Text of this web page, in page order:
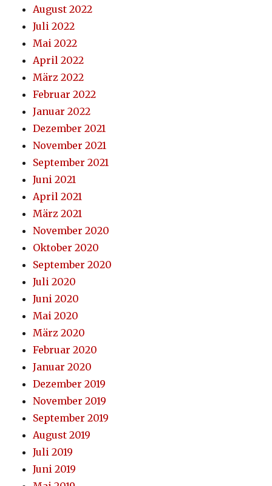
August 2022
Juli 2022
Mai 2022
April 2022
März 2022
Februar 2022
Januar 2022
Dezember 2021
November 2021
September 2021
Juni 2021
April 2021
März 2021
November 2020
Oktober 2020
September 2020
Juli 2020
Juni 2020
Mai 2020
März 2020
Februar 2020
Januar 2020
Dezember 2019
November 2019
September 2019
August 2019
Juli 2019
Juni 2019